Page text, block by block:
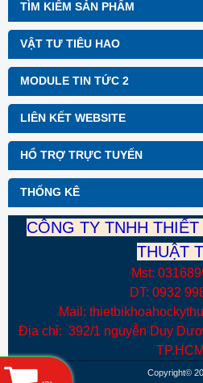
TÌM KIẾM SẢN PHẨM
VẬT TƯ TIÊU HAO
MODULE TIN TỨC 2
LIÊN KẾT WEBSITE
HỔ TRỢ TRỰC TUYẾN
THỐNG KÊ
CÔNG TY TNHH
THUẬT
Mst:
DT: 0932
Mail:
Địa chỉ: 392/1 nguyễn Duy
TP.HCM
Copyright©